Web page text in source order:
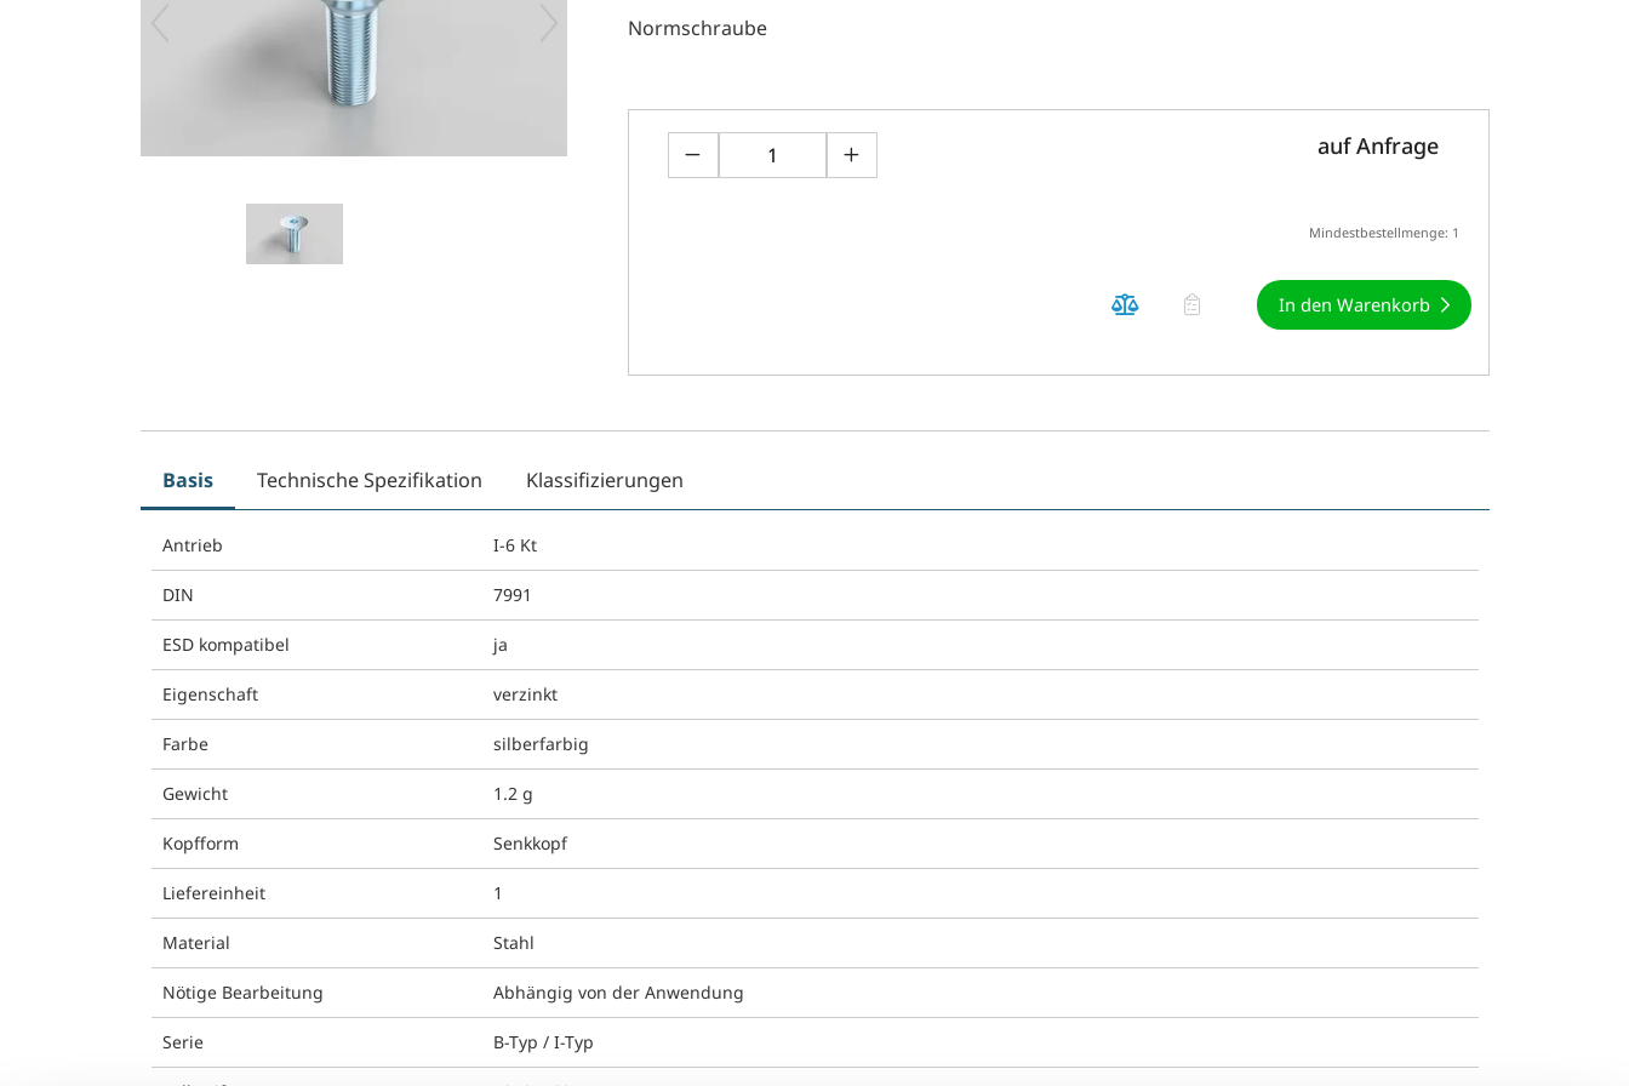
Normschraube
auf Anfrage
Mindestbestellmenge: 1
In den Warenkorb
Basis Technische Spezifikation Klassifizierungen
Antrieb I-6 Kt
DIN 7991
ESD kompatibel ja
Eigenschaft verzinkt
Farbe silberfarbig
Gewicht 1.2 g
Kopfform Senkkopf
Liefereinheit 1
Material Stahl
Nötige Bearbeitung Abhängig von der Anwendung
Serie B-Typ / I-Typ